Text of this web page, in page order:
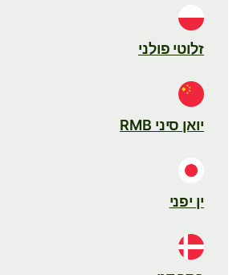
זלוטי פולני
יואן סיני RMB
ין יפני